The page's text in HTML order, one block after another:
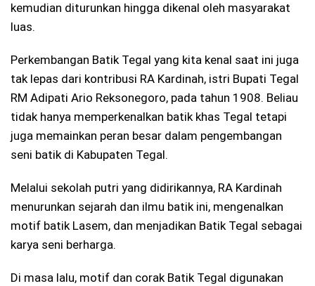
kemudian diturunkan hingga dikenal oleh masyarakat
luas.
Perkembangan Batik Tegal yang kita kenal saat ini juga
tak lepas dari kontribusi RA Kardinah, istri Bupati Tegal
RM Adipati Ario Reksonegoro, pada tahun 1908. Beliau
tidak hanya memperkenalkan batik khas Tegal tetapi
juga memainkan peran besar dalam pengembangan
seni batik di Kabupaten Tegal.
Melalui sekolah putri yang didirikannya, RA Kardinah
menurunkan sejarah dan ilmu batik ini, mengenalkan
motif batik Lasem, dan menjadikan Batik Tegal sebagai
karya seni berharga.
Di masa lalu, motif dan corak Batik Tegal digunakan